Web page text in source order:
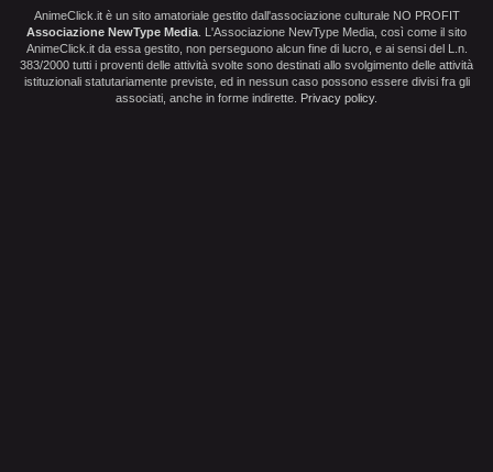
AnimeClick.it è un sito amatoriale gestito dall'associazione culturale NO PROFIT
Associazione NewType Media . L'Associazione NewType Media, così come il sito
AnimeClick.it da essa gestito, non perseguono alcun fine di lucro, e ai sensi del L.n.
383/2000 tutti i proventi delle attività svolte sono destinati allo svolgimento delle attività
istituzionali statutariamente previste, ed in nessun caso possono essere divisi fra gli
associati, anche in forme indirette. Privacy policy.